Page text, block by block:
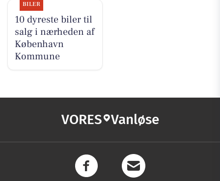
BILER
10 dyreste biler til
salg i nærheden af
København
Kommune
VORES Vanløse